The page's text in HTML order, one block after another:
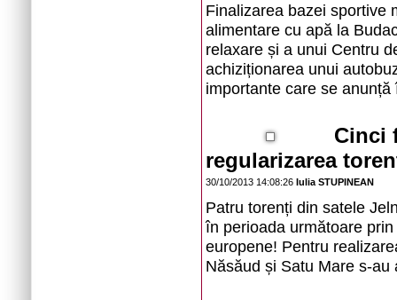
Finalizarea bazei sportive
alimentare cu apă la
relaxare și a unui Centru
achiziționarea unui
importante care se
Cinci
regularizarea
30/10/2013 14:08:26 Iulia STUPINEAN
Patru torenți din satele
în perioada următoare
europene! Pentru
Năsăud și Satu Mare s-